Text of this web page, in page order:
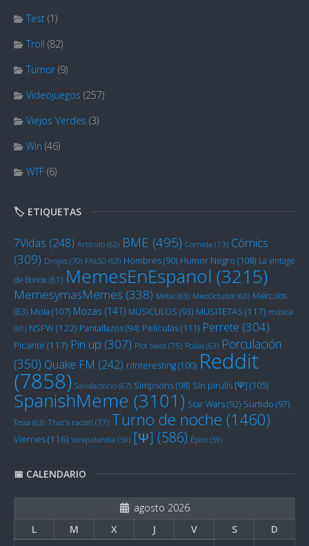
Test (1)
Troll (82)
Tumor (9)
Videojuegos (257)
Viejos Verdes (3)
Win (46)
WTF (6)
🏷️ ETIQUETAS
7Vidas (248) Artículo (62) BME (495) Comida (73) Cómics
(309) Drojas (70) FALSO (63) Hombres(90) Humor Negro (108) La vintage
de Bonox(81) MemesEnEspanol (3215)
MemesymasMemes (338) Metal (63) MiedOctubre (60) Miérculos
(83) Mola (107) Mozas (141) MUSICULOS (93) MUSITETAS (117) música
(60) NSFW(122) Pantallazos(94) Películas(111) Perrete (304)
Picante (117) Pin up (307) Plot twist (75) Pollas (63) Porculación
(350) Quake FM (242) r/Interesting(100) Reddit
(7858) Satisfactorio (67) Simpsons(98) Sin pirulís [Ψ] (105)
SpanishMeme (3101) Star Wars(92) Surtido (97)
Tessa (63) That's racist! (77) Turno de noche (1460)
Viernes(116) Yanquilandia (59) [Ψ] (586) Épico (59)
📅 CALENDARIO
agosto 2026
L
M X J V S
D